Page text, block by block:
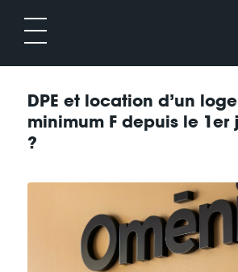
DPE et location d’un
minimum F depuis le 1er
?